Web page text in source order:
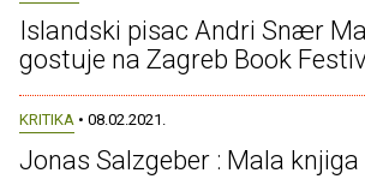
Islandski pisac Andri Snær
gostuje na Zagreb Book
KRITIKA • 08.02.2021.
Jonas Salzgeber : Mala